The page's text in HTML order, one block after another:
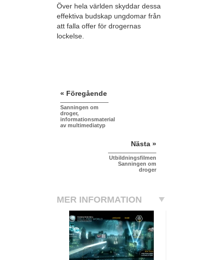
Över hela världen skyddar dessa
effektiva budskap ungdomar från
att falla offer för drogernas
lockelse.
« Föregående
Sanningen om
droger,
informationsmaterial
av multimediatyp
Nästa »
Utbildningsfilmen
Sanningen om
droger
MER INFORMATION